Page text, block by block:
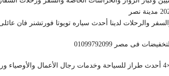
والرحلات لدينا أحدث سياره تويوتا فورتشنر فان
فى مصر 01099792099